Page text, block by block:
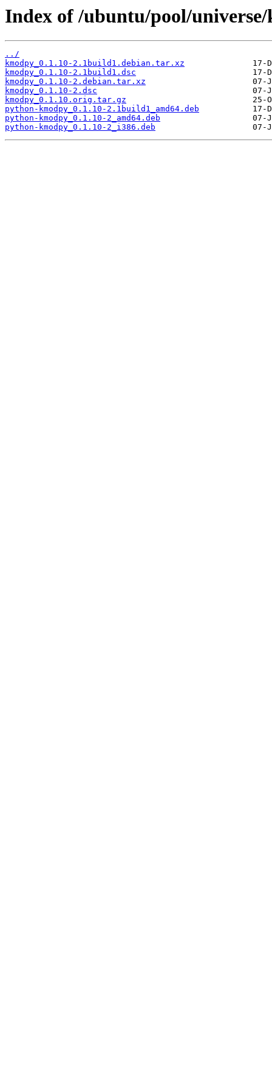
Index of /ubuntu/pool/
../
kmodpy_0.1.10-2.1build1.debian.tar.xz
kmodpy_0.1.10-2.1build1.dsc
kmodpy_0.1.10-2.debian.tar.xz
kmodpy_0.1.10-2.dsc
kmodpy_0.1.10.orig.tar.gz
python-kmodpy_0.1.10-2.1build1_amd64.deb
python-kmodpy_0.1.10-2_amd64.deb
python-kmodpy_0.1.10-2_i386.deb